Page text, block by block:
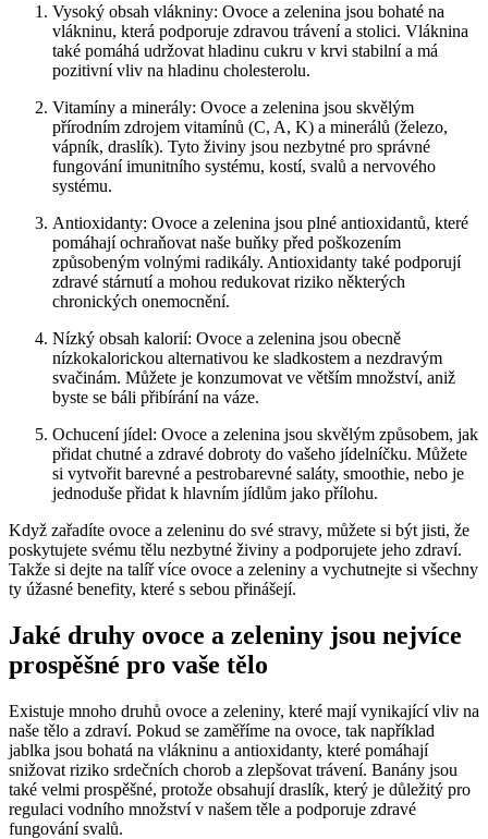
Vysoký obsah vlákniny: Ovoce a zelenina jsou bohaté na
vlákninu, která podporuje zdravou trávení a stolici. Vláknina
také pomáhá udržovat hladinu cukru v krvi stabilní a má
pozitivní vliv na hladinu cholesterolu.
Vitamíny a minerály: Ovoce a zelenina jsou skvělým
přírodním zdrojem vitamínů (C, A, K) a minerálů (železo,
vápník, draslík). Tyto živiny jsou nezbytné pro správné
fungování imunitního systému, kostí, svalů a nervového
systému.
Antioxidanty: Ovoce a zelenina jsou plné antioxidantů, které
pomáhají ochraňovat naše buňky před poškozením
způsobeným volnými radikály. Antioxidanty také podporují
zdravé stárnutí a mohou redukovat riziko některých
chronických onemocnění.
Nízký obsah kalorií: Ovoce a zelenina jsou obecně
nízkokalorickou alternativou ke sladkostem a nezdravým
svačinám. Můžete je konzumovat ve větším množství, aniž
byste se báli přibírání na váze.
Ochucení jídel: Ovoce a zelenina jsou skvělým způsobem, jak
přidat chutné a zdravé dobroty do vašeho jídelníčku. Můžete
si vytvořit barevné a pestrobarevné saláty, smoothie, nebo je
jednoduše přidat k hlavním jídlům jako přílohu.
Když zařadíte ovoce a zeleninu do své stravy, můžete si být jisti, že
poskytujete svému tělu nezbytné živiny a podporujete jeho zdraví.
Takže si dejte na talíř více ovoce a zeleniny a vychutnejte si všechny
ty úžasné benefity, které s sebou přinášejí.
Jaké druhy ovoce a zeleniny jsou nejvíce
prospěšné pro vaše tělo
Existuje mnoho druhů ovoce a zeleniny, které mají vynikající vliv na
naše tělo a zdraví. Pokud se zaměříme na ovoce, tak například
jablka jsou bohatá na vlákninu a antioxidanty, které pomáhají
snižovat riziko srdečních chorob a zlepšovat trávení. Banány jsou
také velmi prospěšné, protože obsahují draslík, který je důležitý pro
regulaci vodního množství v našem těle a podporuje zdravé
fungování svalů.